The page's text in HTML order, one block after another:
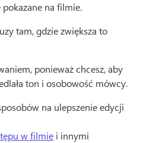
pokazane na filmie.
tam, gdzie zwiększa to
ponieważ chcesz, aby
ton i osobowość mówcy.
na ulepszenie edycji
w filmie i innymi